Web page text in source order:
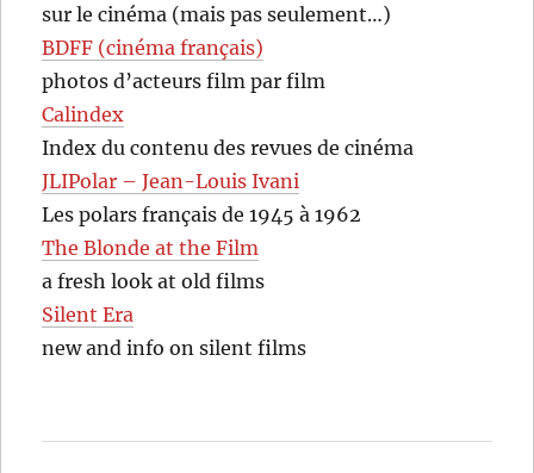
sur le cinéma (mais pas seulement…)
BDFF (cinéma français)
photos d’acteurs film par film
Calindex
Index du contenu des revues de cinéma
JLIPolar – Jean-Louis Ivani
Les polars français de 1945 à 1962
The Blonde at the Film
a fresh look at old films
Silent Era
new and info on silent films